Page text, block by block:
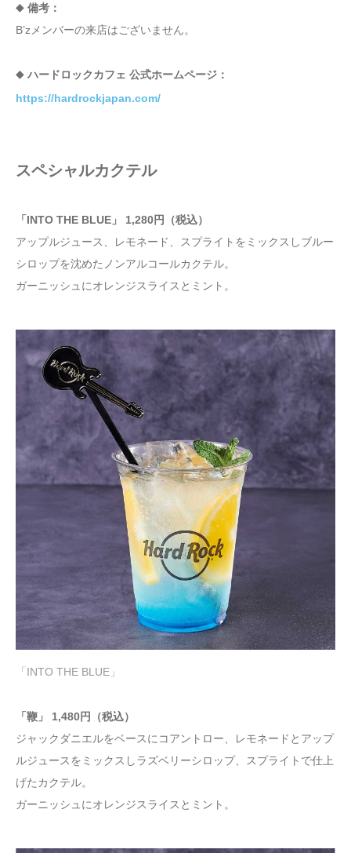
◆ 備考：
B’zメンバーの来店はございません。
◆ ハードロックカフェ 公式ホームページ：
https://hardrockjapan.com/
スペシャルカクテル
「INTO THE BLUE」 1,280円（税込）
アップルジュース、レモネード、スプライトをミックスしブルー
シロップを沈めたノンアルコールカクテル。
ガーニッシュにオレンジスライスとミント。
「INTO THE BLUE」
「鞭」 1,480円（税込）
ジャックダニエルをベースにコアントロー、レモネードとアップ
ルジュースをミックスしラズベリーシロップ、スプライトで仕上
げたカクテル。
ガーニッシュにオレンジスライスとミント。